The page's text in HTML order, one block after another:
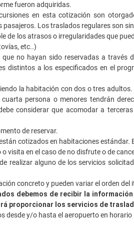
fueron adquiridas.
en esta cotización son
Los traslados regulares son
de los atrasos o irregularidades que
etc..)
no hayan sido reservadas a
distintos a los especificados en el
la habitación con dos o tres
persona o menores tendrán
considerar que acomodar a
de reservar.
cotizados en habitaciones estándar.
visita en el caso de no disfrute o de
realizar alguno de los servicios
concreto y pueden variar el orden del
debemos de recibir la
proporcionar los servicios de
y/o hasta el aeropuerto en horario